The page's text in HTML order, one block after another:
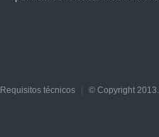
Requisitos técnicos © Copyright